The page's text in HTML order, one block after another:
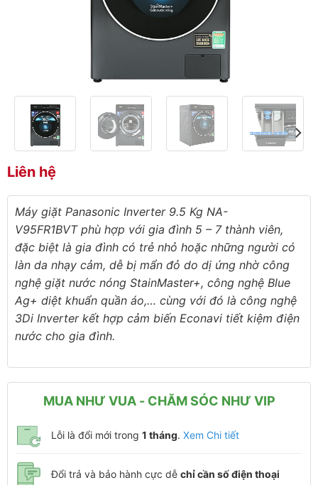
Liên hệ
Máy giặt Panasonic Inverter 9.5 Kg NA-
V95FR1BVT phù hợp với gia đình 5 – 7 thành viên,
đặc biệt là gia đình có trẻ nhỏ hoặc những người có
làn da nhạy cảm, dễ bị mẩn đỏ do dị ứng nhờ công
nghệ giặt nước nóng StainMaster+, công nghệ Blue
Ag+ diệt khuẩn quần áo,… cùng với đó là công nghệ
3Di Inverter kết hợp cảm biến Econavi tiết kiệm điện
nước cho gia đình.
MUA NHƯ VUA - CHĂM SÓC NHƯ VIP
Lỗi là đổi mới trong 1 tháng. Xem Chi tiết
Đổi trả và bảo hành cực dễ chỉ cần số điện thoại